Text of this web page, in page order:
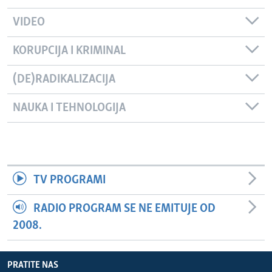
VIDEO
KORUPCIJA I KRIMINAL
(DE)RADIKALIZACIJA
NAUKA I TEHNOLOGIJA
TV PROGRAMI
RADIO PROGRAM SE NE EMITUJE OD
2008.
PRATITE NAS